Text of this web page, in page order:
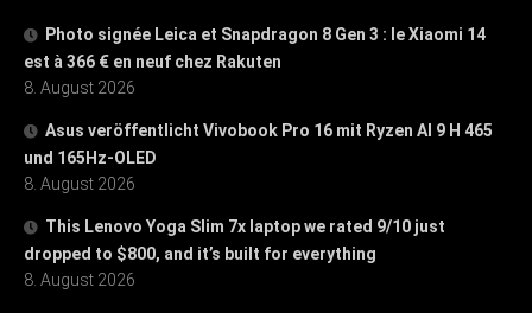
Photo signée Leica et Snapdragon 8 Gen 3 : le Xiaomi 14
est à 366 € en neuf chez Rakuten
8. August 2026
Asus veröffentlicht Vivobook Pro 16 mit Ryzen AI 9 H 465
und 165Hz-OLED
8. August 2026
This Lenovo Yoga Slim 7x laptop we rated 9/10 just
dropped to $800, and it’s built for everything
8. August 2026